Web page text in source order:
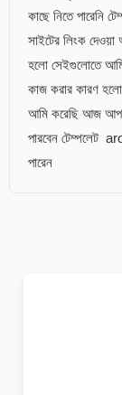
কাছে নিতে পারেনি
সাইটের লিংক
হলো সেইগুলোতে
কাজ করার কারণ
আমি করেছি আজ
পারবেন টেম্পলেট
পারেন